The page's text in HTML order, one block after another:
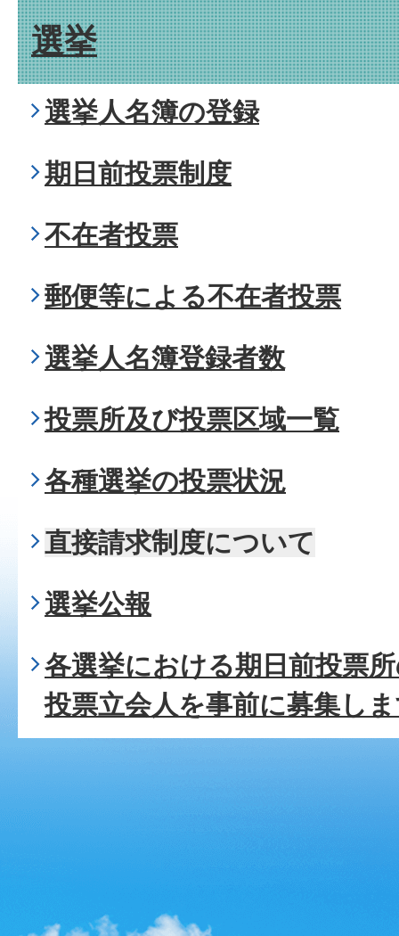
選挙
選挙人名簿の登録
期日前投票制度
不在者投票
郵便等による不在者投票
選挙人名簿登録者数
投票所及び投票区域一覧
各種選挙の投票状況
直接請求制度について
選挙公報
各選挙における期日前投票
投票立会人を事前に募集し